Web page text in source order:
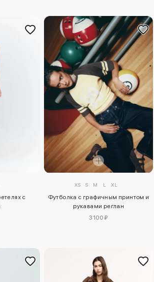
с
XS S M L XL
Футболка с графичным принтом и
рукавами реглан
3100 ₽